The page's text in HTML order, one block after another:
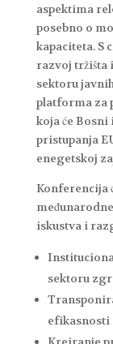
aspektima
posebno o
kapaciteta. S
razvoj tržišta
sektoru
platforma za
koja će
pristupanja
enegetskoj
Konferencija
iskustva i
sektoru
efikasnosti